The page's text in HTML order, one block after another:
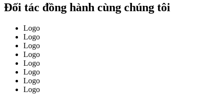
Đối tác đồng hành cùng chúng tôi
Logo
Logo
Logo
Logo
Logo
Logo
Logo
Logo